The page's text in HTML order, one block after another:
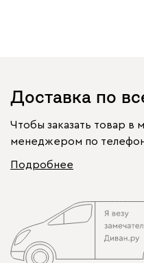
Доставка по
Чтобы заказать товар в
менеджером по
Подробнее